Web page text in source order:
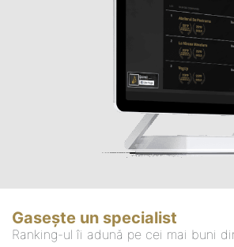
Gasește un specialist
Ranking-ul îi adună pe cei mai buni